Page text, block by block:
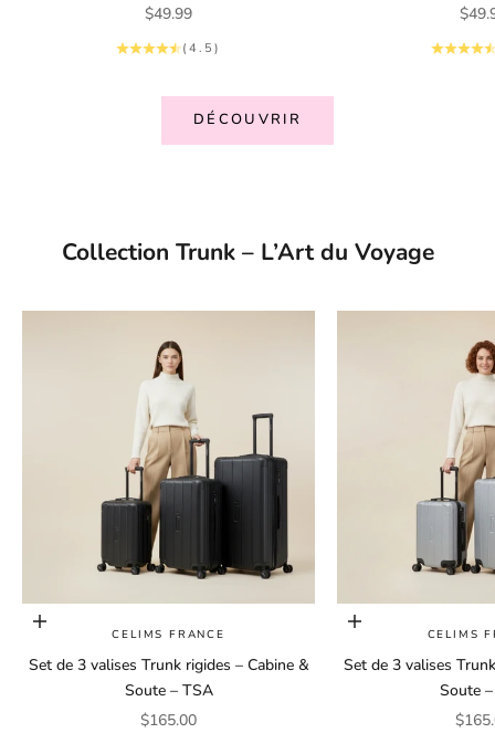
Prix de vente
$49.99
(4.5)
Prix
DÉCOUVRIR
Collection Trunk – L’Art du Voyage
Choisir les optionsCELIMS FRANCE
Set de 3 valises Trunk rigides – Cabine &
Soute – TSA
Prix de vente
$165.00
Choisir les options
CELIMS
Set de 3 valises
Soute
Prix